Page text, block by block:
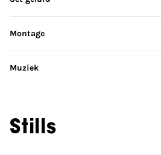
Montage
Muziek
Stills